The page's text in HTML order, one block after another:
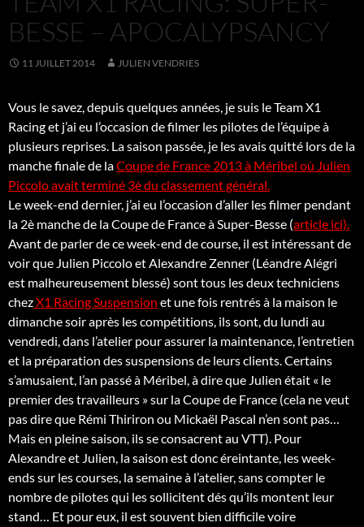
BESSE – APOCALYPSANCY
11 JUILLET 2014 JULIEN VENDRIES
Vous le savez, depuis quelques années, je suis le Team X1
Racing et j’ai eu l’occasion de filmer les pilotes de l’équipe à
plusieurs reprises. La saison passée, je les avais quitté lors de la
manche finale de laCoupe de France 2013 à Méribel où Julien
Piccolo avait terminé 3è du classement général.
Le week-end dernier, j’ai eu l’occasion d’aller les filmer pendant
la 2è manche de la Coupe de France à Super-Besse (article ici).
Avant de parler de ce week-end de course, il est intéressant de
voir que Julien Piccolo et Alexandre Zenner (Léandre Alégri
est malheureusement blessé) sont tous les deux techniciens
chezX1 Racing Suspension et une fois rentrés à la maison le
dimanche soir après les compétitions, ils sont, du lundi au
vendredi, dans l’atelier pour assurer la maintenance, l’entretien
et la préparation des suspensions de leurs clients. Certains
s’amusaient, l’an passé à Méribel, à dire que Julien était « le
premier des travailleurs » sur la Coupe de France (cela ne veut
pas dire que Rémi Thiriron ou Mickaël Pascal n’en sont pas…
Mais en pleine saison, ils se consacrent au VTT). Pour
Alexandre et Julien, la saison est donc éreintante, les week-
ends sur les courses, la semaine à l’atelier, sans compter le
nombre de pilotes qui les sollicitent dés qu’ils montent leur
stand… Et pour eux, il est souvent bien difficile voire